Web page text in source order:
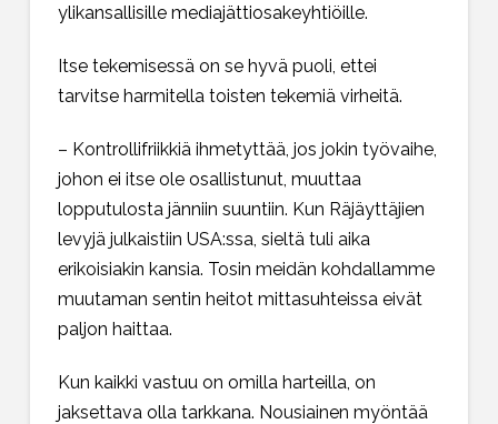
ylikansallisille mediajättiosakeyhtiöille.
Itse tekemisessä on se hyvä puoli, ettei
tarvitse harmitella toisten tekemiä virheitä.
– Kontrollifriikkiä ihmetyttää, jos jokin työvaihe,
johon ei itse ole osallistunut, muuttaa
lopputulosta jänniin suuntiin. Kun Räjäyttäjien
levyjä julkaistiin USA:ssa, sieltä tuli aika
erikoisiakin kansia. Tosin meidän kohdallamme
muutaman sentin heitot mittasuhteissa eivät
paljon haittaa.
Kun kaikki vastuu on omilla harteilla, on
jaksettava olla tarkkana. Nousiainen myöntää